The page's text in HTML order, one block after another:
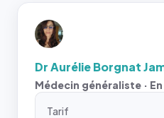
Dr Aurélie Borgnat
Médecin généraliste ·
Tarif